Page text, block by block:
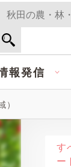
報発信
）
す
ー